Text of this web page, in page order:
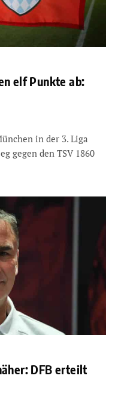
elf Punkte ab:
in der 3. Liga
gegen den TSV 1860
DFB erteilt